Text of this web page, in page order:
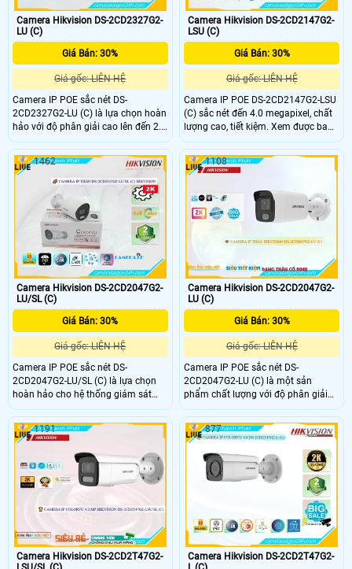
Camera Hikvision DS-2CD2327G2-
LU (C)
Giá Bán: 30%
Giá gốc: LIÊN HỆ
Camera IP POE sắc nét DS-
2CD2327G2-LU (C) là lựa chọn hoàn
hảo với độ phân giải cao lên đến 2.0
megapixel, đảm bảo chất lượng
hình ảnh sắc nét và rõ ràng. Thiết bị
này có khả năng xem được ban đêm
với chất lượng Full Color trong
khoảng cách 30m, giúp quan sát
ban đêm như ban ngày mà không
mất đi độ sắc nét
Camera Hikvision DS-2CD2147G2-
LSU (C)
Giá Bán: 30%
Giá gốc: LIÊN HỆ
Camera IP POE DS-2CD2147G2-LSU
(C) sắc nét đến 4.0 megapixel, chất
lượng cao, tiết kiệm. Xem được ban
đêm Full Color 30m, hình ảnh rõ nét
như ban ngày. Sử dụng công nghệ
IP POE, không giảm chất lượng
Camera Hikvision DS-2CD2047G2-
LU/SL (C)
Giá Bán: 30%
Giá gốc: LIÊN HỆ
Camera IP POE sắc nét DS-
2CD2047G2-LU/SL (C) là lựa chọn
hoàn hảo cho hệ thống giám sát
chất lượng cao. Với độ phân giải lên
đến 4.0 megapixel, camera này
mang đến hình ảnh sắc nét và chi
sáng yếu, với khả năng xem ban
đêm Full Color lên đến 40m
1462
Camera Hikvision DS-2CD2047G2-
LU (C)
Giá Bán: 30%
Giá gốc: LIÊN HỆ
Camera IP POE sắc nét DS-
2CD2047G2-LU (C) là một sản
phẩm chất lượng với độ phân giải
lên đến 4.0 megapixel, mang đến
hình ảnh sắc nét và chi tiết. Với khả
năng xem Full Color ban đêm tới
40m, sản phẩm này lý tưởng cho
việc giám sát công trình vào buổi tối
1108
Camera Hikvision DS-2CD2T47G2-
1191
Camera Hikvision DS-2CD2T47G2-
877